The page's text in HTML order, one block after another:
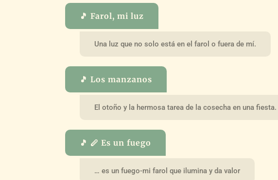
🎵 Farol, mi luz
Una luz que no solo está en el farol o fuera de mí.
🎵 Los manzanos
El otoño y la hermosa tarea de la cosecha en una fiesta.
🎵 🪈 Es un fuego
… es un fuego-mi farol que ilumina y da valor